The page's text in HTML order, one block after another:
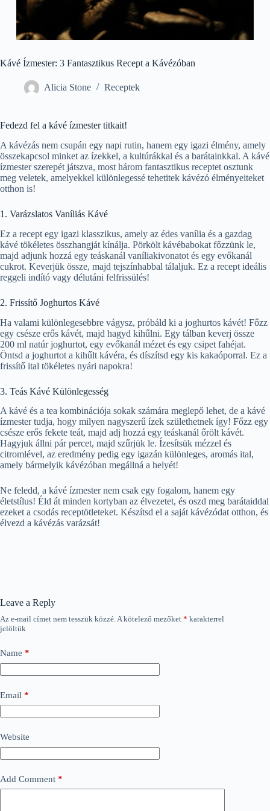
Kávé Ízmester: 3 Fantasztikus Recept a Kávézóban
Alicia Stone Receptek
Fedezd fel a kávé ízmester titkait!
A kávézás nem csupán egy napi rutin, hanem egy igazi élmény, amely
összekapcsol minket az ízekkel, a kultúrákkal és a barátainkkal. A kávé
ízmester szerepét játszva, most három fantasztikus receptet osztunk
meg veletek, amelyekkel különlegessé tehetitek kávézó élményeiteket
otthon is!
1. Varázslatos Vaníliás Kávé
Ez a recept egy igazi klasszikus, amely az édes vanília és a gazdag
kávé tökéletes összhangját kínálja. Pörkölt kávébabokat főzzünk le,
majd adjunk hozzá egy teáskanál vaníliakivonatot és egy evőkanál
cukrot. Keverjük össze, majd tejszínhabbal tálaljuk. Ez a recept ideális
reggeli indító vagy délutáni felfrissülés!
2. Frissítő Joghurtos Kávé
Ha valami különlegesebbre vágysz, próbáld ki a joghurtos kávét! Főzz
egy csésze erős kávét, majd hagyd kihűlni. Egy tálban keverj össze
200 ml natúr joghurtot, egy evőkanál mézet és egy csipet fahéjat.
Öntsd a joghurtot a kihűlt kávéra, és díszítsd egy kis kakaóporral. Ez a
frissítő ital tökéletes nyári napokra!
3. Teás Kávé Különlegesség
A kávé és a tea kombinációja sokak számára meglepő lehet, de a kávé
ízmester tudja, hogy milyen nagyszerű ízek születhetnek így! Főzz egy
csésze erős fekete teát, majd adj hozzá egy teáskanál őrölt kávét.
Hagyjuk állni pár percet, majd szűrjük le. Ízesítsük mézzel és
citromlével, az eredmény pedig egy igazán különleges, aromás ital,
amely bármelyik kávézóban megállná a helyét!
Ne feledd, a kávé ízmester nem csak egy fogalom, hanem egy
életstílus! Éld át minden kortyban az élvezetet, és oszd meg barátaiddal
ezeket a csodás receptötleteket. Készítsd el a saját kávézódat otthon, és
élvezd a kávézás varázsát!
Leave a Reply
Az e-mail címet nem tesszük közzé.A kötelező mezőket * karakterrel
jelöltük
Name *
Email *
Website
Add Comment *